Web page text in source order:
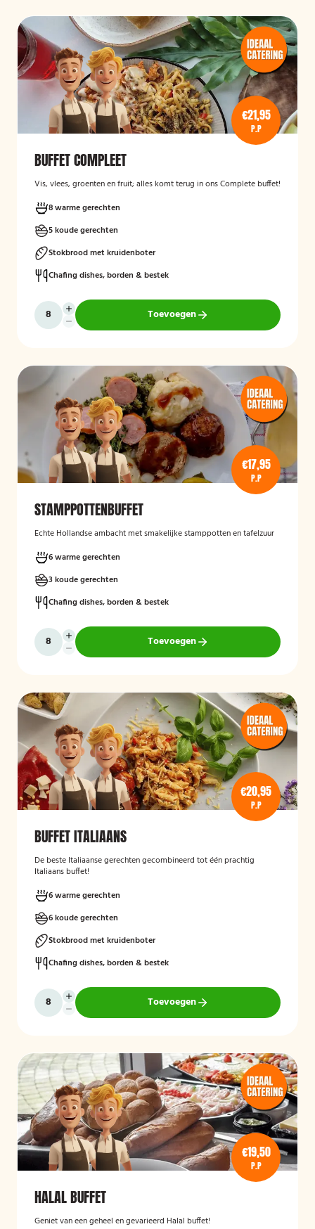
€21,95
P.P
BUFFET COMPLEET
Vis, vlees, groenten en fruit; alles komt terug in ons Complete buffet!
8 warme gerechten
5 koude gerechten
Stokbrood met kruidenboter
Chafing dishes, borden & bestek
Toevoegen
€17,95
P.P
STAMPPOTTENBUFFET
Echte Hollandse ambacht met smakelijke stamppotten en tafelzuur
6 warme gerechten
3 koude gerechten
Chafing dishes, borden & bestek
Toevoegen
€20,95
P.P
BUFFET ITALIAANS
De beste Italiaanse gerechten gecombineerd tot één prachtig
Italiaans buffet!
6 warme gerechten
6 koude gerechten
Stokbrood met kruidenboter
Chafing dishes, borden & bestek
Toevoegen
€19,50
P.P
HALAL BUFFET
Geniet van een geheel en gevarieerd Halal buffet!